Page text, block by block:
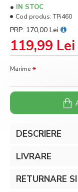
119,99 Lei
PRP: 170,00 Lei
IN STOC
Cod produs: TPi460
Marime
DESCRIERE
LIVRARE
RETURNARE